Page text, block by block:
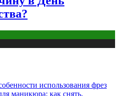
использования фрез
маникюра: как снять,